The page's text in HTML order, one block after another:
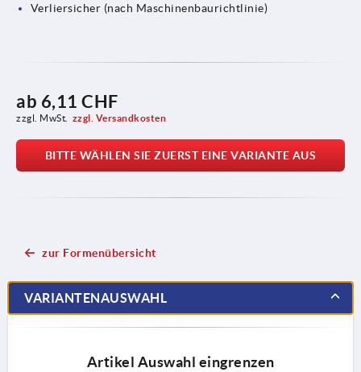
Verliersicher (nach Maschinenbaurichtlinie)
ab 6,11 CHF
zzgl. MwSt. zzgl. Versandkosten
BITTE WÄHLEN SIE ZUERST EINE VARIANTE AUS
zur Formenübersicht
VARIANTENAUSWAHL
Artikel Auswahl eingrenzen